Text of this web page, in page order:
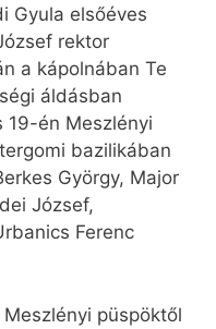
Gyula elsőéves
rektor
a kápolnában Te
áldásban
19-én Meszlényi
bazilikában
György, Major
József,
Ferenc
püspöktől